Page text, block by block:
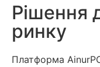
Рішення
ринку
Платформа